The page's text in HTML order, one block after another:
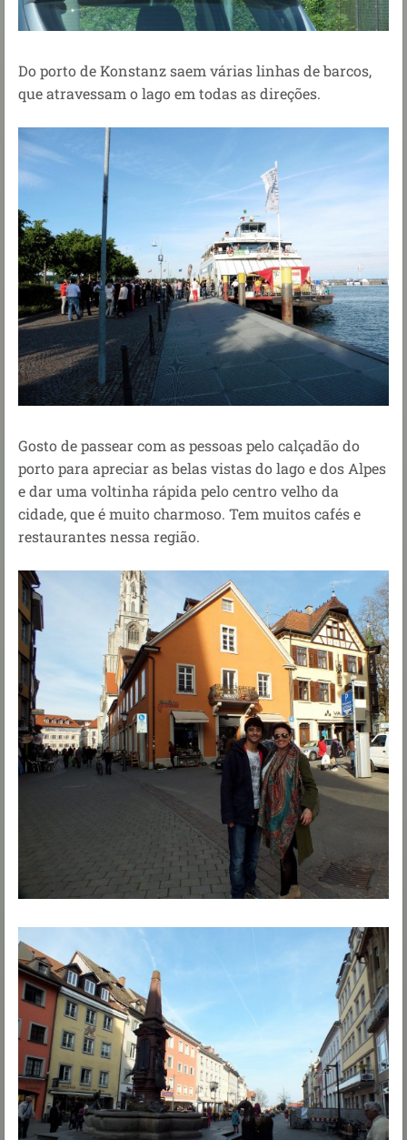
Do porto de Konstanz saem várias linhas de barcos,
que atravessam o lago em todas as direções.
Gosto de passear com as pessoas pelo calçadão do
porto para apreciar as belas vistas do lago e dos Alpes
e dar uma voltinha rápida pelo centro velho da
cidade, que é muito charmoso. Tem muitos cafés e
restaurantes nessa região.